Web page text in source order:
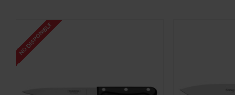
NO DISPONIBLE